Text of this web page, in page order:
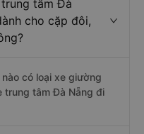
tâm Đà
cho cặp đôi,
có loại xe giường
trung tâm Đà Nẵng đi